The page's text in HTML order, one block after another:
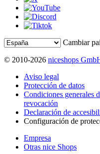
Cambiar
© 2010-2026 niceshops
Aviso legal
Protección de datos
Condiciones generales
revocación
Declaración de
Configuración de
Empresa
Otras nice Shops